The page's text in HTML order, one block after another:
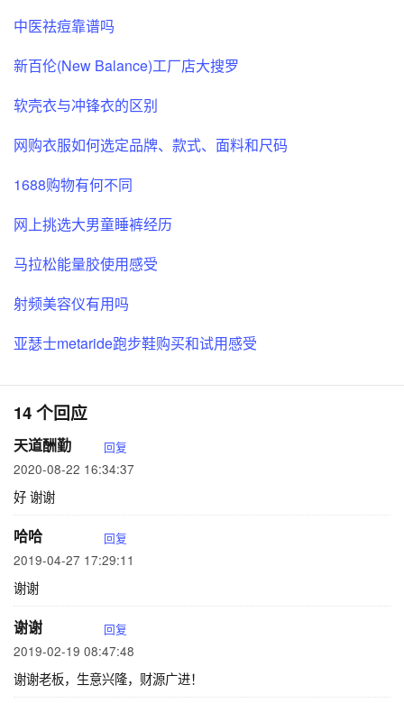
中医祛痘靠谱吗
新百伦(New Balance)工厂店大搜罗
软壳衣与冲锋衣的区别
网购衣服如何选定品牌、款式、面料和尺码
1688购物有何不同
网上挑选大男童睡裤经历
马拉松能量胶使用感受
射频美容仪有用吗
亚瑟士metaride跑步鞋购买和试用感受
14 个回应
天道酬勤 回复
2020-08-22 16:34:37
好 谢谢
哈哈 回复
2019-04-27 17:29:11
谢谢
谢谢 回复
2019-02-19 08:47:48
谢谢老板，生意兴隆，财源广进！